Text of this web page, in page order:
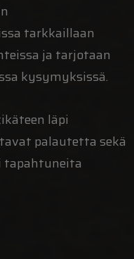
tarkkaillaan
ja tarjotaan
kysymyksissä.
läpi
palautetta sekä
tapahtuneita